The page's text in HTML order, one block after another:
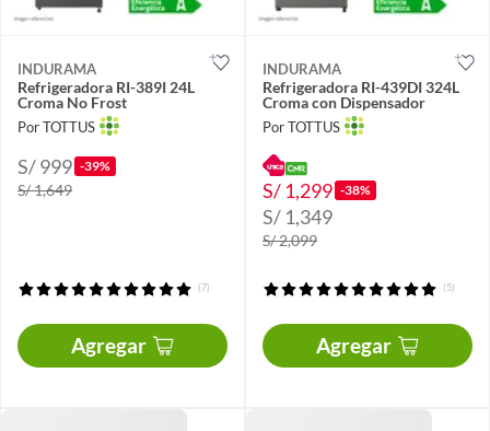
INDURAMA
Refrigeradora RI-389I 24L
Croma No Frost
Por TOTTUS
S/ 999 -39%
S/ 1,649
(7)
Agregar
INDURAMA
Refrigeradora RI-439DI 324L
Croma con Dispensador
Por TOTTUS
S/ 1,299 -38%
S/ 1,349
S/ 2,099
(5)
Agregar